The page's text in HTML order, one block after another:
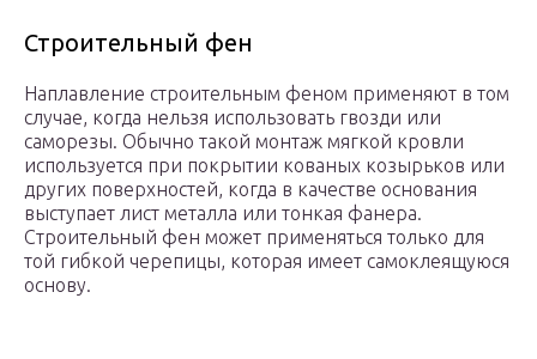
Строительный фен
Наплавление строительным феном применяют в том
случае, когда нельзя использовать гвозди или
саморезы. Обычно такой монтаж мягкой кровли
используется при покрытии кованых козырьков или
других поверхностей, когда в качестве основания
выступает лист металла или тонкая фанера.
Строительный фен может применяться только для
той гибкой черепицы, которая имеет самоклеящуюся
основу.